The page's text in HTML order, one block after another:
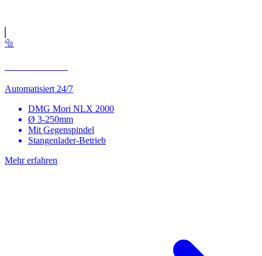
🔩
Automatisiert 24/7
DMG Mori NLX 2000
Ø 3-250mm
Mit Gegenspindel
Stangenlader-Betrieb
Mehr erfahren